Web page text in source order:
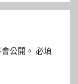
公開。 必填